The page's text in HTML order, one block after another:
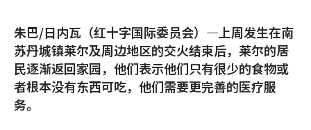
朱巴/日内瓦（红十字国际委员会）—上周发生在南
苏丹城镇莱尔及周边地区的交火结束后，莱尔的居
民逐渐返回家园，他们表示他们只有很少的食物或
者根本没有东西可吃，他们需要更完善的医疗服
务。